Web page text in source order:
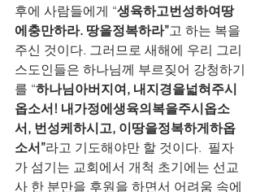
후에 사람들에게 “생육하고번성하여땅
에충만하라. 땅을정복하라”고 하는 복을
주신 것이다. 그러므로 새해에 우리 그리
스도인들은 하나님께 부르짖어 강청하기
를 “하나님아버지여, 내지경을넓혀주시
옵소서! 내가정에생육의복을주시옵소
서, 번성케하시고, 이땅을정복하게하옵
소서”라고 기도해야만 할 것이다.  필자
가 섬기는 교회에서 개척 초기에는 선교
사 한 분만을 후원을 하면서 어려움 속에